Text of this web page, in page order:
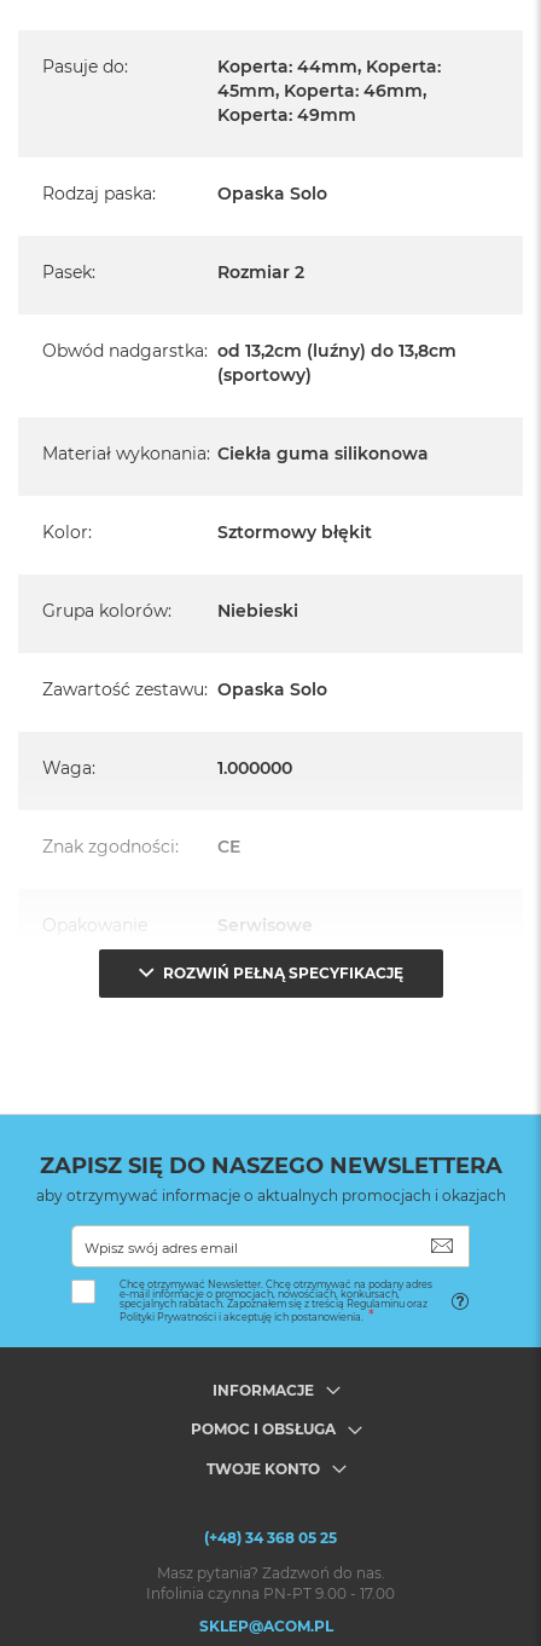
Pasuje do:
Koperta: 44mm, Koperta:
45mm, Koperta: 46mm,
Koperta: 49mm
Rodzaj paska: Opaska Solo
Pasek: Rozmiar 2
Obwód nadgarstka: od 13,2cm (luźny) do 13,8cm
(sportowy)
Materiał wykonania: Ciekła guma silikonowa
Kolor: Sztormowy błękit
Grupa kolorów: Niebieski
Zawartość zestawu: Opaska Solo
Waga: 1.000000
Znak zgodności: CE
Opakowanie
(pudełko):
Serwisowe
ROZWIŃ PEŁNĄ SPECYFIKACJĘ
ZAPISZ SIĘ DO NASZEGO NEWSLETTERA
aby otrzymywać informacje o aktualnych promocjach i okazjach
Chcę otrzymywać Newsletter. Chcę otrzymywać na podany adres
e-mail informacje o promocjach, nowościach, konkursach,
specjalnych rabatach. Zapoznałem się z treścią Regulaminu oraz
Polityki Prywatności i akceptuję ich postanowienia.
INFORMACJE
POMOC I OBSŁUGA
TWOJE KONTO
(+48) 34 368 05 25
Masz pytania? Zadzwoń do nas.
Infolinia czynna PN-PT 9.00 - 17.00
SKLEP@ACOM.PL